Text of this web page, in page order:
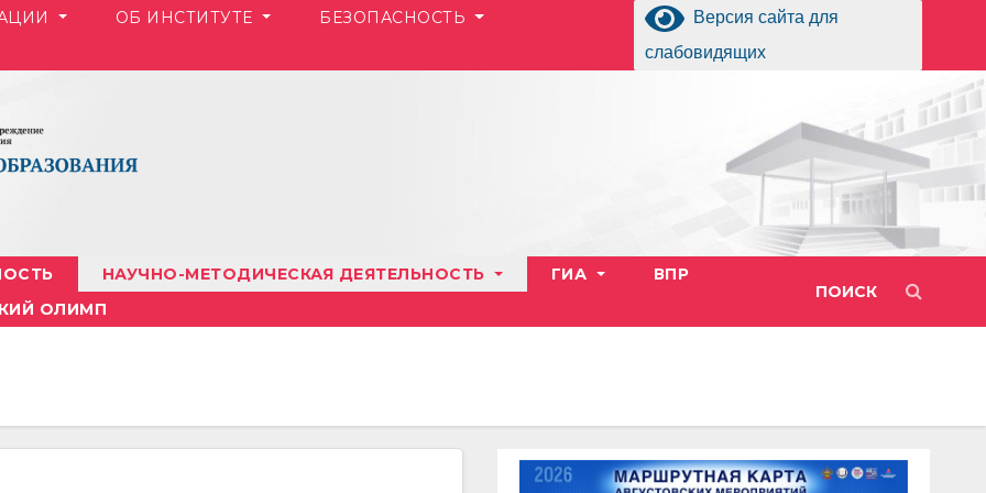
Версия сайта для
слабовидящих
ОБ ИНСТИТУТЕ
БЕЗОПАСНОСТЬ
ПОИСК
НАУЧНО-МЕТОДИЧЕСКАЯ ДЕЯТЕЛЬНОСТЬ ГИА
ВПР
ОЛИМП